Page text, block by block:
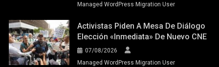
Managed WordPress Migration User
Activistas Piden A Mesa De Diálogo
Elección «inmediata» De Nuevo CNE
07/08/2026
Managed WordPress Migration User